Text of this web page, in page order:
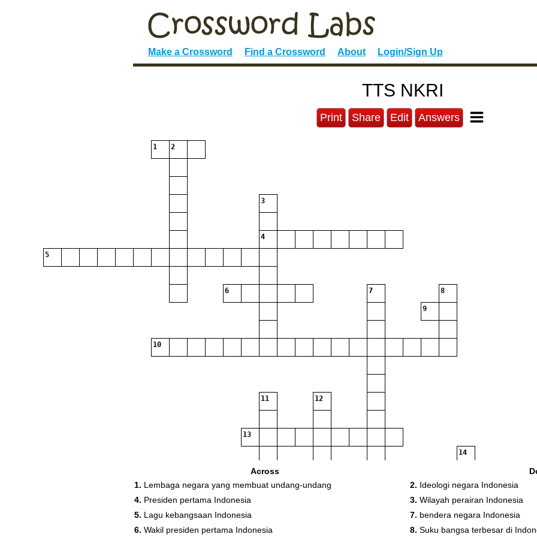
Make a Crossword Find a Crossword About Login/Sign Up
TTS NKRI
Print Share Edit Answers
1 2
3
4
5
6 7 8
9
10
11 12
13
14
15
Across
1. Lembaga negara yang membuat undang-undang
4. Presiden pertama Indonesia
5. Lagu kebangsaan Indonesia
6. Wakil presiden pertama Indonesia
2. Ideologi negara Indonesia
3. Wilayah perairan Indonesia
7. bendera negara Indonesia
8. Suku bangsa terbesar di